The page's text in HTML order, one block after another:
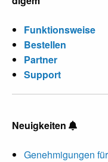
Funktionsweise
Bestellen
Partner
Support
Neuigkeiten
Genehmigungen